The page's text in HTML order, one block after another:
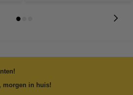
morgen in huis!